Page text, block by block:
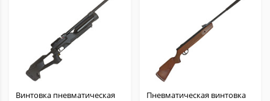
Винтовка пневматическая
Пневматическая винтовка